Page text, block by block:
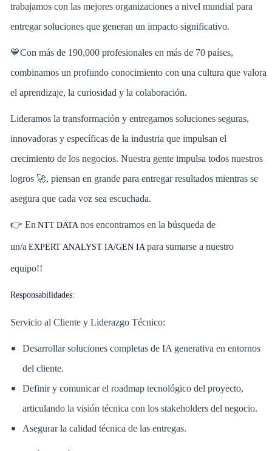
trabajamos con las mejores organizaciones a nivel mundial para
entregar soluciones que generan un impacto significativo.
💙Con más de 190,000 profesionales en más de 70 países,
combinamos un profundo conocimiento con una cultura que valora
el aprendizaje, la curiosidad y la colaboración.
Lideramos la transformación y entregamos soluciones seguras,
innovadoras y específicas de la industria que impulsan el
crecimiento de los negocios. Nuestra gente impulsa todos nuestros
logros 🚀, piensan en grande para entregar resultados mientras se
asegura que cada voz sea escuchada.
👉 EnNTT DATA nos encontramos en la búsqueda de
un/a EXPERT ANALYST IA/GEN IA para sumarse a nuestro
equipo!!
Responsabilidades:
Servicio al Cliente y Liderazgo Técnico:
Desarrollar soluciones completas de IA generativa en entornos
del cliente.
Definir y comunicar el roadmap tecnológico del proyecto,
articulando la visión técnica con los stakeholders del negocio.
Asegurar la calidad técnica de las entregas.